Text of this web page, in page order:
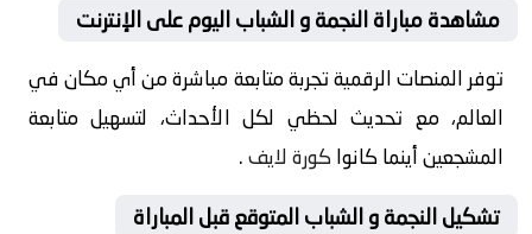
مشاهدة مباراة النجمة و الشباب اليوم على الإنترنت
توفر المنصات الرقمية تجربة متابعة مباشرة من أي مكان في
العالم، مع تحديث لحظي لكل الأحداث، لتسهيل متابعة
المشجعين أينما كانواكورة لايف.
تشكيل النجمة و الشباب المتوقع قبل المباراة